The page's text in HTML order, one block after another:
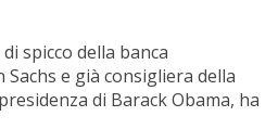
spicco della banca
e già consigliera della
di Barack Obama, ha